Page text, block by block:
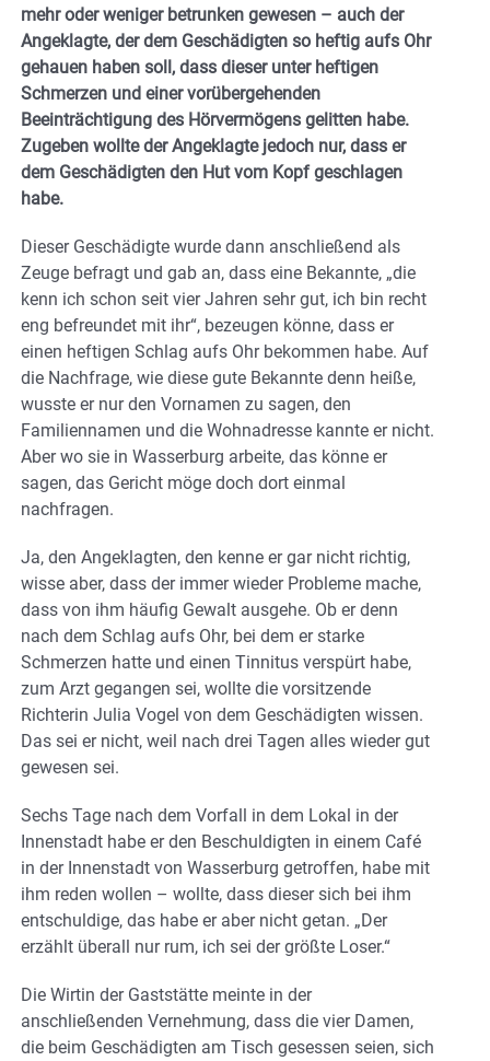
mehr oder weniger betrunken gewesen – auch der
Angeklagte, der dem Geschädigten so heftig aufs Ohr
gehauen haben soll, dass dieser unter heftigen
Schmerzen und einer vorübergehenden
Beeinträchtigung des Hörvermögens gelitten habe.
Zugeben wollte der Angeklagte jedoch nur, dass er
dem Geschädigten den Hut vom Kopf geschlagen
habe.
Dieser Geschädigte wurde dann anschließend als
Zeuge befragt und gab an, dass eine Bekannte, „die
kenn ich schon seit vier Jahren sehr gut, ich bin recht
eng befreundet mit ihr“, bezeugen könne, dass er
einen heftigen Schlag aufs Ohr bekommen habe. Auf
die Nachfrage, wie diese gute Bekannte denn heiße,
wusste er nur den Vornamen zu sagen, den
Familiennamen und die Wohnadresse kannte er nicht.
Aber wo sie in Wasserburg arbeite, das könne er
sagen, das Gericht möge doch dort einmal
nachfragen.
Ja, den Angeklagten, den kenne er gar nicht richtig,
wisse aber, dass der immer wieder Probleme mache,
dass von ihm häufig Gewalt ausgehe. Ob er denn
nach dem Schlag aufs Ohr, bei dem er starke
Schmerzen hatte und einen Tinnitus verspürt habe,
zum Arzt gegangen sei, wollte die vorsitzende
Richterin Julia Vogel von dem Geschädigten wissen.
Das sei er nicht, weil nach drei Tagen alles wieder gut
gewesen sei.
Sechs Tage nach dem Vorfall in dem Lokal in der
Innenstadt habe er den Beschuldigten in einem Café
in der Innenstadt von Wasserburg getroffen, habe mit
ihm reden wollen – wollte, dass dieser sich bei ihm
entschuldige, das habe er aber nicht getan. „Der
erzählt überall nur rum, ich sei der größte Loser.“
Die Wirtin der Gaststätte meinte in der
anschließenden Vernehmung, dass die vier Damen,
die beim Geschädigten am Tisch gesessen seien, sich